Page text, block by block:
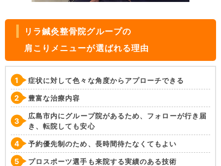
リラ鍼灸整骨院グループの
肩こりメニューが選ばれる理由
症状に対して色々な角度からアプローチできる
豊富な治療内容
広島市内にグループ院があるため、フォローが行き届
き、転院しても安心
予約優先制のため、長時間待たなくてもよい
プロスポーツ選手も来院する実績のある技術